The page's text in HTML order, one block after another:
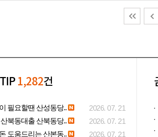
1,282건
필요할땐 산성동당..
2026. 07. 21
북동대출 산북동당..
2026. 07. 21
도움드리는 산본동..
2026. 07. 21